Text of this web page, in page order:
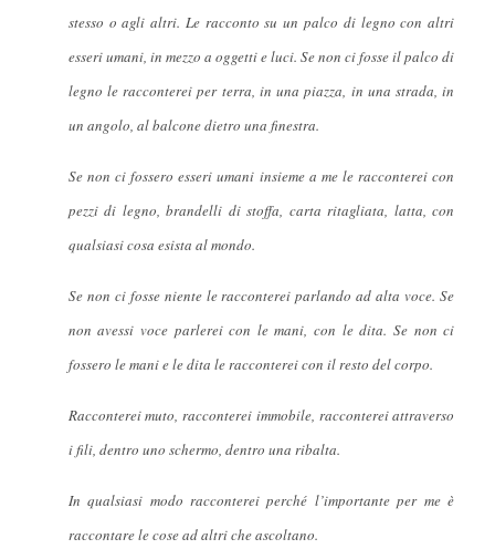
stesso o agli altri. Le racconto su un palco di legno con altri
esseri umani, in mezzo a oggetti e luci. Se non ci fosse il palco di
legno le racconterei per terra, in una piazza, in una strada, in
un angolo, al balcone dietro una finestra.
Se non ci fossero esseri umani insieme a me le racconterei con
pezzi di legno, brandelli di stoffa, carta ritagliata, latta, con
qualsiasi cosa esista al mondo.
Se non ci fosse niente le racconterei parlando ad alta voce. Se
non avessi voce parlerei con le mani, con le dita. Se non ci
fossero le mani e le dita le racconterei con il resto del corpo.
Racconterei muto, racconterei immobile, racconterei attraverso
i fili, dentro uno schermo, dentro una ribalta.
In qualsiasi modo racconterei perché l’importante per me è
raccontare le cose ad altri che ascoltano.